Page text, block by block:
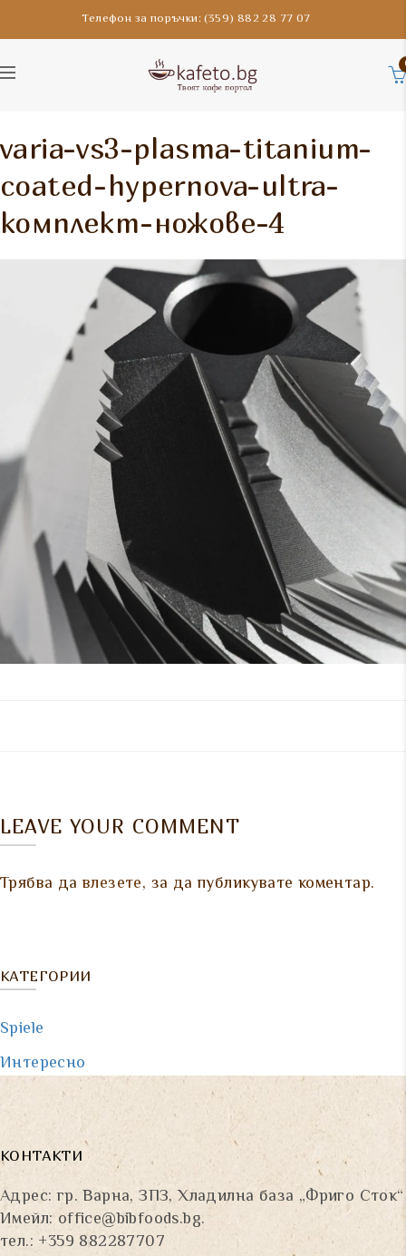
Телефон за поръчки: (359) 882 28 77 07
varia-vs3-plasma-titanium-
coated-hypernova-ultra-
комплект-ножове-4
LEAVE YOUR COMMENT
Трябва давлезете, за да публикувате коментар.
КАТЕГОРИИ
Spiele
Интересно
КОНТАКТИ
Адрес: гр. Варна, ЗПЗ, Хладилна база „Фриго Сток“
Имейл: office@bibfoods.bg.
тел.: +359 882287707